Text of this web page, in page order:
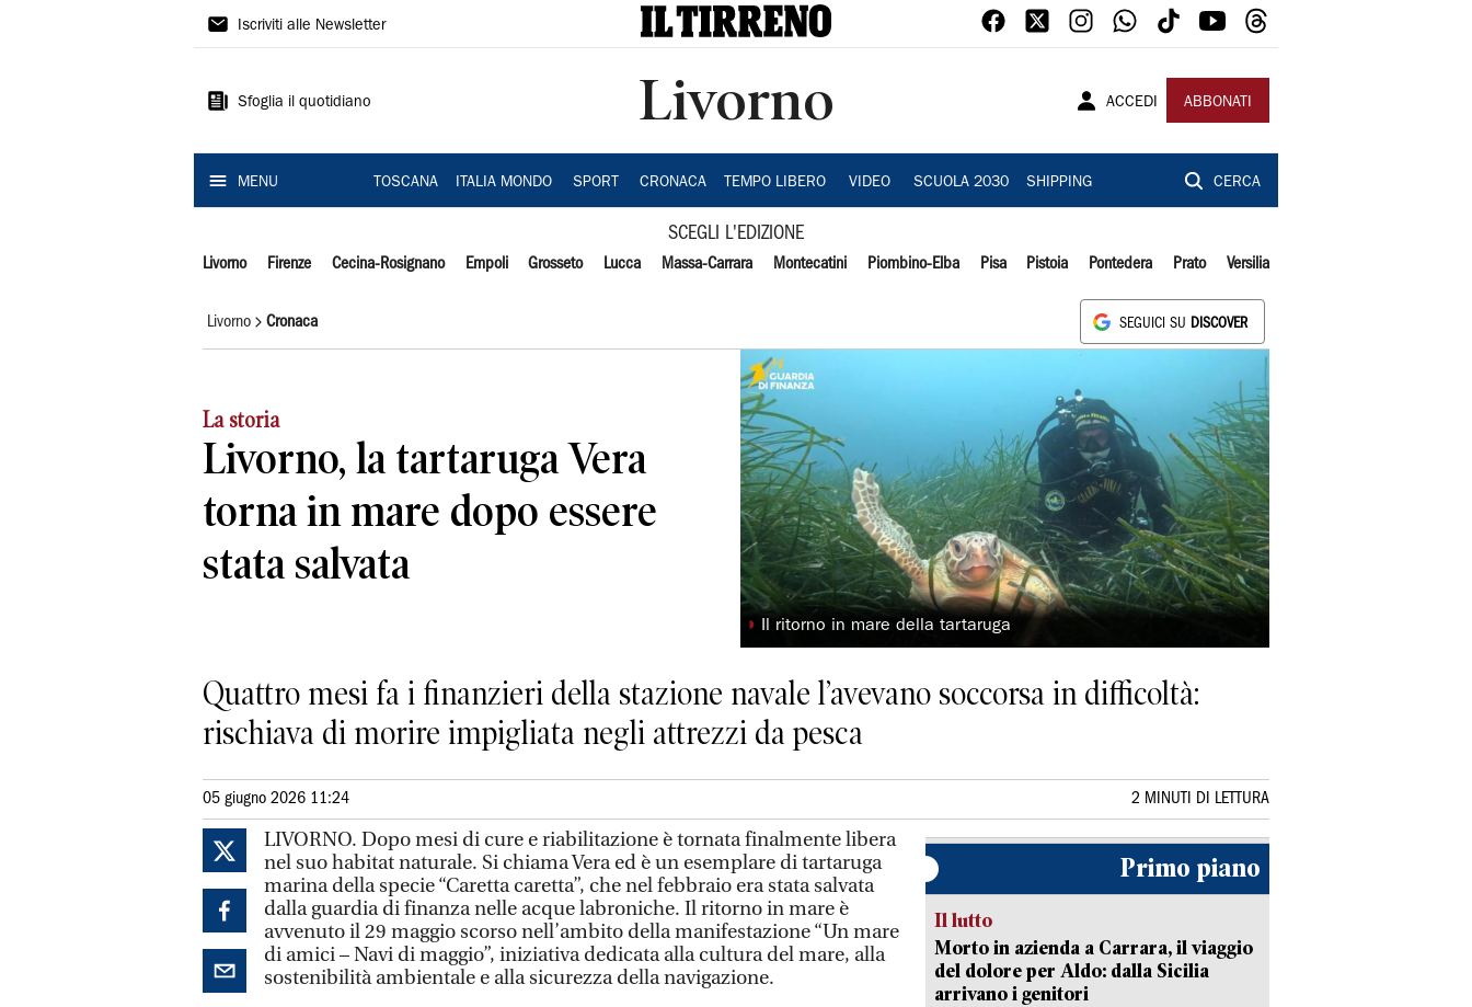
Il
Iscriviti alle Newsletter
Sfoglia il quotidiano Livorno ACCEDI ABBONATI
MENU TOSCANA ITALIA MONDO SPORT CRONACA TEMPO LIBERO VIDEO SCUOLA 2030 SHIPPING CERCA
SCEGLI L'EDIZIONE
Livorno Firenze Cecina-Rosignano Empoli Grosseto Lucca Massa-Carrara Montecatini Piombino-Elba Pisa Pistoia Pontedera Prato Versilia
Livorno Cronaca SEGUICI SU DISCOVER
La storia
Livorno, la tartaruga Vera
torna in mare dopo essere
stata salvata
◗ Il ritorno in mare della tartaruga
Quattro mesi fa i finanzieri della stazione navale l’avevano soccorsa in difficoltà:
rischiava di morire impigliata negli attrezzi da pesca
05 giugno 2026 11:24 2 MINUTI DI LETTURA
LIVORNO. Dopo mesi di cure e riabilitazione è tornata finalmente libera
nel suo habitat naturale. Si chiama Vera ed è un esemplare di tartaruga
marina della specie “Caretta caretta”, che nel febbraio era stata salvata
dalla guardia di finanza nelle acque labroniche. Il ritorno in mare è
avvenuto il 29 maggio scorso nell’ambito della manifestazione “Un mare
di amici – Navi di maggio”, iniziativa dedicata alla cultura del mare, alla
sostenibilità ambientale e alla sicurezza della navigazione.
Primo piano
Il lutto
Morto in azienda a Carrara, il viaggio
del dolore per Aldo: dalla Sicilia
arrivano i genitori